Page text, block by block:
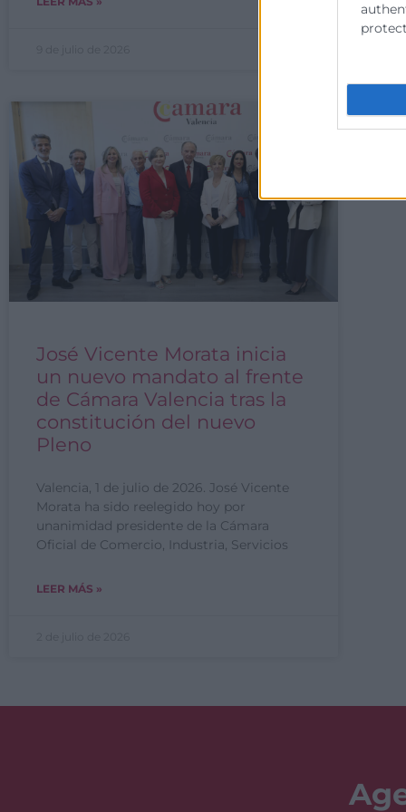
José Vicente Morata inicia
un nuevo mandato al frente
de Cámara Valencia tras la
constitución del nuevo
Pleno
Valencia, 1 de julio de 2026. José Vicente
Morata ha sido reelegido hoy por
unanimidad presidente de la Cámara
Oficial de Comercio, Industria, Servicios
LEER MÁS »